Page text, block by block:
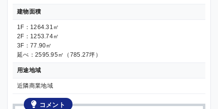
建物面積
1F：1264.31㎡
2F：1253.74㎡
3F：77.90㎡
延べ：2595.95㎡（785.27坪）
用途地域
近隣商業地域
コメント